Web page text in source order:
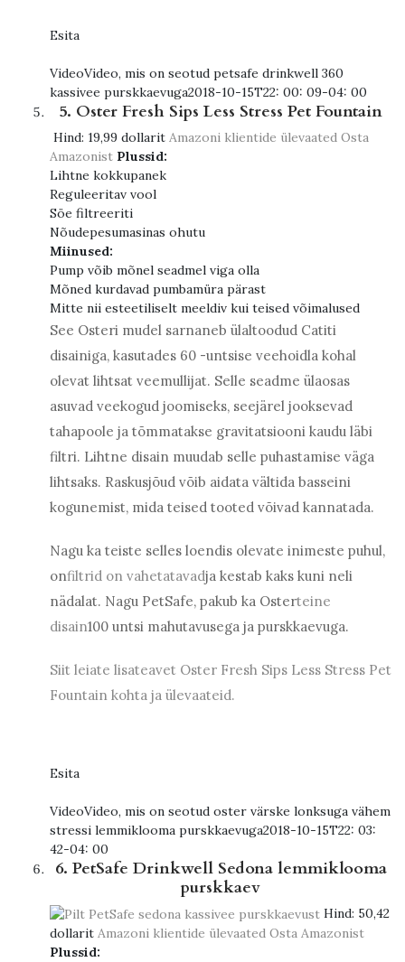
Esita
VideoVideo, mis on seotud petsafe drinkwell 360
kassivee purskkaevuga2018-10-15T22: 00: 09-04: 00
5. Oster Fresh Sips Less Stress Pet Fountain
Hind: 19,99 dollarit Amazoni klientide ülevaated Osta
Amazonist Plussid:
Lihtne kokkupanek
Reguleeritav vool
Söe filtreeriti
Nõudepesumasinas ohutu
Miinused:
Pump võib mõnel seadmel viga olla
Mõned kurdavad pumbamüra pärast
Mitte nii esteetiliselt meeldiv kui teised võimalused
See Osteri mudel sarnaneb ülaltoodud Catiti
disainiga, kasutades 60 -untsise veehoidla kohal
olevat lihtsat veemullijat. Selle seadme ülaosas
asuvad veekogud joomiseks, seejärel jooksevad
tahapoole ja tõmmatakse gravitatsiooni kaudu läbi
filtri. Lihtne disain muudab selle puhastamise väga
lihtsaks. Raskusjõud võib aidata vältida basseini
kogunemist, mida teised tooted võivad kannatada.
Nagu ka teiste selles loendis olevate inimeste puhul,
onfiltrid on vahetatavadja kestab kaks kuni neli
nädalat. Nagu PetSafe, pakub ka Osterteine ​​
disain100 untsi mahutavusega ja purskkaevuga.
Siit leiate lisateavet Oster Fresh Sips Less Stress Pet
Fountain kohta ja ülevaateid.
Esita
VideoVideo, mis on seotud oster värske lonksuga vähem
stressi lemmiklooma purskkaevuga2018-10-15T22: 03:
42-04: 00
6. PetSafe Drinkwell Sedona lemmiklooma
purskkaev
Hind: 50,42
dollarit Amazoni klientide ülevaated Osta Amazonist
Plussid: